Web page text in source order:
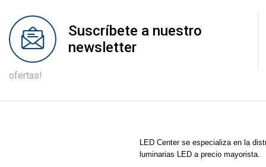
Suscríbete a nuestro
newsletter
ofertas!
LED Centerse especializa en la
luminarias LED a precio mayorista.